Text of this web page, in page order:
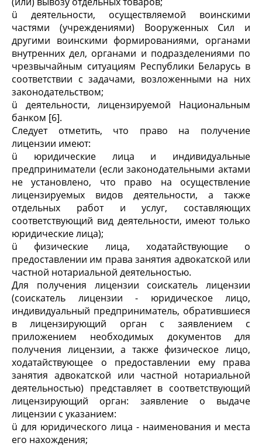
ü деятельности, осуществляемой воинскими
частями (учреждениями) Вооруженных Сил и
другими воинскими формированиями, органами
внутренних дел, органами и подразделениями по
чрезвычайным ситуациям Республики Беларусь в
соответствии с задачами, возложенными на них
законодательством;
ü деятельности, лицензируемой Национальным
банком [6].
Следует отметить, что право на получение
лицензии имеют:
ü юридические лица и индивидуальные
предприниматели (если законодательными актами
не установлено, что право на осуществление
лицензируемых видов деятельности, а также
отдельных работ и услуг, составляющих
соответствующий вид деятельности, имеют только
юридические лица);
ü физические лица, ходатайствующие о
предоставлении им права занятия адвокатской или
частной нотариальной деятельностью.
Для получения лицензии соискатель лицензии
(соискатель лицензии - юридическое лицо,
индивидуальный предприниматель, обратившиеся
в лицензирующий орган с заявлением с
приложением необходимых документов для
получения лицензии, а также физическое лицо,
ходатайствующее о предоставлении ему права
занятия адвокатской или частной нотариальной
деятельностью) представляет в соответствующий
лицензирующий орган: заявление о выдаче
лицензии с указанием:
ü для юридического лица - наименования и места
его нахождения;